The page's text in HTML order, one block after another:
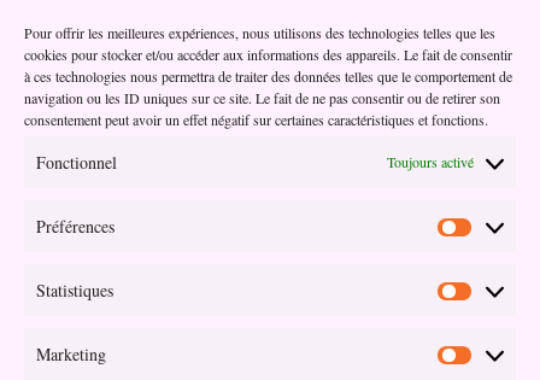
Pour offrir les meilleures expériences, nous utilisons des technologies telles que les
cookies pour stocker et/ou accéder aux informations des appareils. Le fait de consentir
à ces technologies nous permettra de traiter des données telles que le comportement de
navigation ou les ID uniques sur ce site. Le fait de ne pas consentir ou de retirer son
consentement peut avoir un effet négatif sur certaines caractéristiques et fonctions.
Fonctionnel Toujours activé
Préférences
Statistiques
Marketing
Votre partenaire bien-être et santé au naturel.